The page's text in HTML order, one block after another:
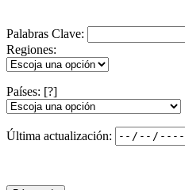
Palabras Clave:
Regiones:
Países: [?]
Última actualización: